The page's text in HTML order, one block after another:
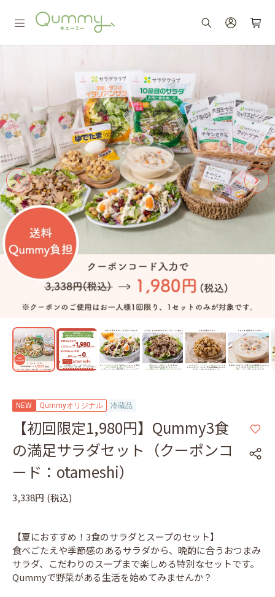
NEW Qummyオリジナル 冷蔵品
【初回限定1,980円】Qummy3食
の満足サラダセット（クーポンコ
ード：otameshi）
3,338円 (税込)
【夏におすすめ！3食のサラダとスープのセット】
食べごたえや季節感のあるサラダから、晩酌に合うおつまみ
サラダ、こだわりのスープまで楽しめる特別なセットです。
Qummyで野菜がある生活を始めてみませんか？